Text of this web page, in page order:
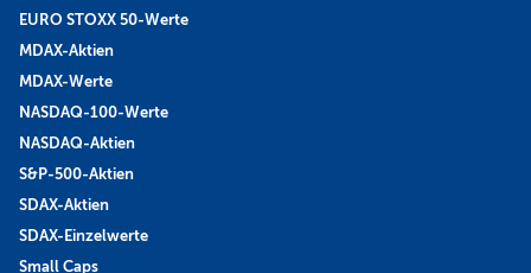
EURO STOXX 50-Werte
MDAX-Aktien
MDAX-Werte
NASDAQ-100-Werte
NASDAQ-Aktien
S&P-500-Aktien
SDAX-Aktien
SDAX-Einzelwerte
Small Caps